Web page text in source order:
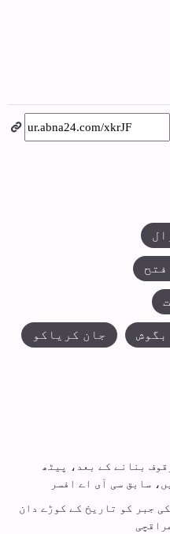
فتح
بگوش جان کریاکو
بنانے کے بعد، پیٹھ
سابق سی آی اے افسر
جبر کو تاریخ کے کوڑے دان